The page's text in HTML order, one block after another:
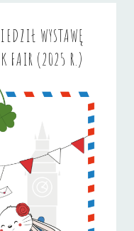
WYSTAWĘ
FAIR (2025 R.)